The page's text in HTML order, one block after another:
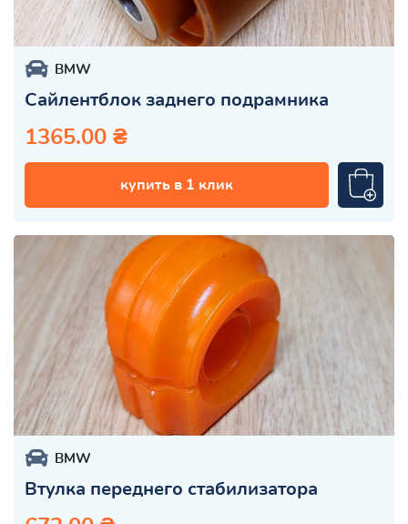
BMW
Сайлентблок заднего подрамника
1365.00 ₴
купить в 1 клик
BMW
Втулка переднего стабилизатора